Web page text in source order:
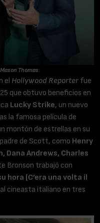
Thomas
el Hollywood Reporter fue
que obtuvo beneficios en
Lucky Strike, un nuevo
la famosa película de
montón de estrellas en su
de Scott, como Henry
Dana Andrews, Charles
Bronson trabajó con
hora (C’era una volta il
cineasta italiano en tres